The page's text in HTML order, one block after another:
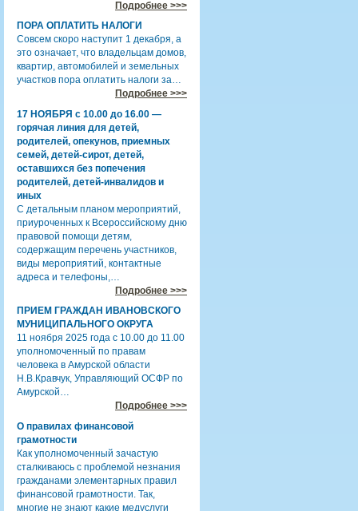
Подробнее >>>
ПОРА ОПЛАТИТЬ НАЛОГИ
Совсем скоро наступит 1 декабря, а
это означает, что владельцам домов,
квартир, автомобилей и земельных
участков пора оплатить налоги за…
Подробнее >>>
17 НОЯБРЯ с 10.00 до 16.00 —
горячая линия для детей,
родителей, опекунов, приемных
семей, детей-сирот, детей,
оставшихся без попечения
родителей, детей-инвалидов и
иных
С детальным планом мероприятий,
приуроченных к Всероссийскому дню
правовой помощи детям,
содержащим перечень участников,
виды мероприятий, контактные
адреса и телефоны,…
Подробнее >>>
ПРИЕМ ГРАЖДАН ИВАНОВСКОГО
МУНИЦИПАЛЬНОГО ОКРУГА
11 ноября 2025 года с 10.00 до 11.00
уполномоченный по правам
человека в Амурской области
Н.В.Кравчук, Управляющий ОСФР по
Амурской…
Подробнее >>>
О правилах финансовой
грамотности
Как уполномоченный зачастую
сталкиваюсь с проблемой незнания
гражданами элементарных правил
финансовой грамотности. Так,
многие не знают какие медуслуги